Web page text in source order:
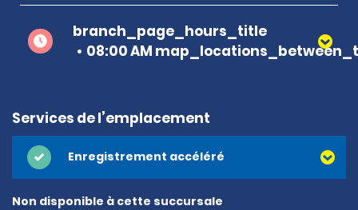
branch_page_hours_title
08:00 AM
Services de l’emplacement
Enregistrement accéléré
Non disponible à cette succursale